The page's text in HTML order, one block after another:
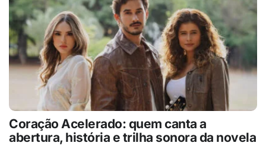
Coração Acelerado: quem canta a
abertura, história e trilha sonora da novela